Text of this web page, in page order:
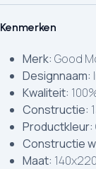
Kenmerken
Merk: Good
Designnaam:
Kwaliteit:
Constructie:
Productkleur:
Constructie
Maat: